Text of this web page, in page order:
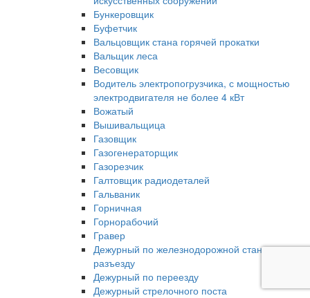
Бункеровщик
Буфетчик
Вальцовщик стана горячей прокатки
Вальщик леса
Весовщик
Водитель электропогрузчика, с мощностью
электродвигателя не более 4 кВт
Вожатый
Вышивальщица
Газовщик
Газогенераторщик
Газорезчик
Галтовщик радиодеталей
Гальваник
Горничная
Горнорабочий
Гравер
Дежурный по железнодорожной станции,
разъезду
Дежурный по переезду
Дежурный стрелочного поста